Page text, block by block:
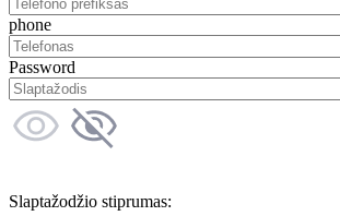
phone
Password
Slaptažodžio stiprumas: